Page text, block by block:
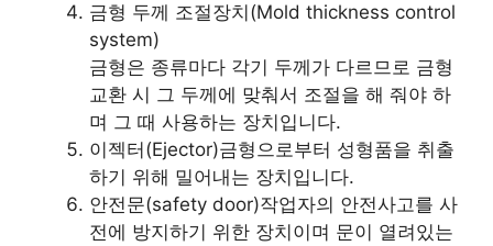
금형 두께 조절장치(Mold thickness control
system)
금형은 종류마다 각기 두께가 다르므로 금형
교환 시 그 두께에 맞춰서 조절을 해 줘야 하
며 그 때 사용하는 장치입니다.
이젝터(Ejector)금형으로부터 성형품을 취출
하기 위해 밀어내는 장치입니다.
안전문(safety door)작업자의 안전사고를 사
전에 방지하기 위한 장치이며 문이 열려있는